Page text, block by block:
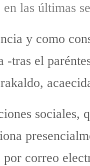
las últimas
y como
-tras el
sociales,
correo